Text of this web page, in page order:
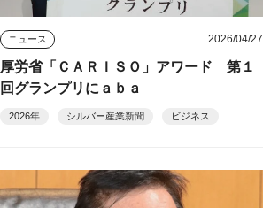
ニュース 2026/04/27
厚労省「ＣＡＲＩＳＯ」アワード 第１
回グランプリにａｂａ
2026年 シルバー産業新聞 ビジネス